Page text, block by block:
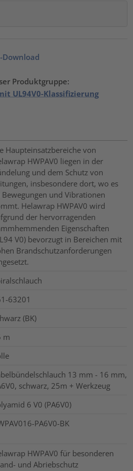
Download
Produktgruppe:
UL94V0-Klassifizierung
Haupteinsatzbereiche von
HWPAV0 liegen in der
und dem Schutz von
insbesondere dort, wo es
Bewegungen und Vibrationen
Helawrap HWPAV0 wird
der hervorragenden
Eigenschaften
V0) bevorzugt in Bereichen mit
Brandschutzanforderungen
63201
(BK)
m
13 mm - 16 mm,
schwarz, 25m + Werkzeug
6 V0 (PA6V0)
PA6V0-BK
HWPAV0 für besonderen
und Abriebschutz